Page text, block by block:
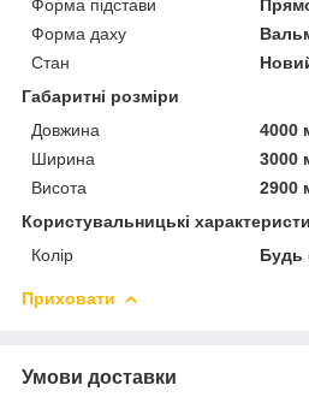
Форма підстави
Форма даху
Стан
Габаритні розміри
Довжина
4000
Ширина
3000
Висота
2900
Користувальницькі
Колір
Будь
Приховати
Умови доставки